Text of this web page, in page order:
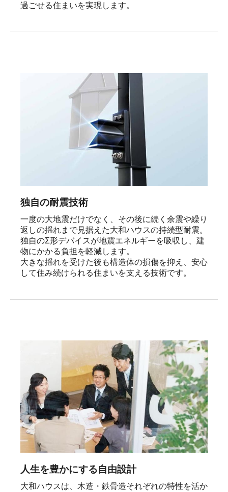
過ごせる住まいを実現します。
独自の耐震技術
一度の大地震だけでなく、その後に続く余震や繰り
返しの揺れまで見据えた大和ハウスの持続型耐震。
独自のΣ形デバイスが地震エネルギーを吸収し、建
物にかかる負担を軽減します。
大きな揺れを受けた後も構造体の損傷を抑え、安心
して住み続けられる住まいを支える技術です。
人生を豊かにする自由設計
大和ハウスは、木造・鉄骨造それぞれの特性を活か